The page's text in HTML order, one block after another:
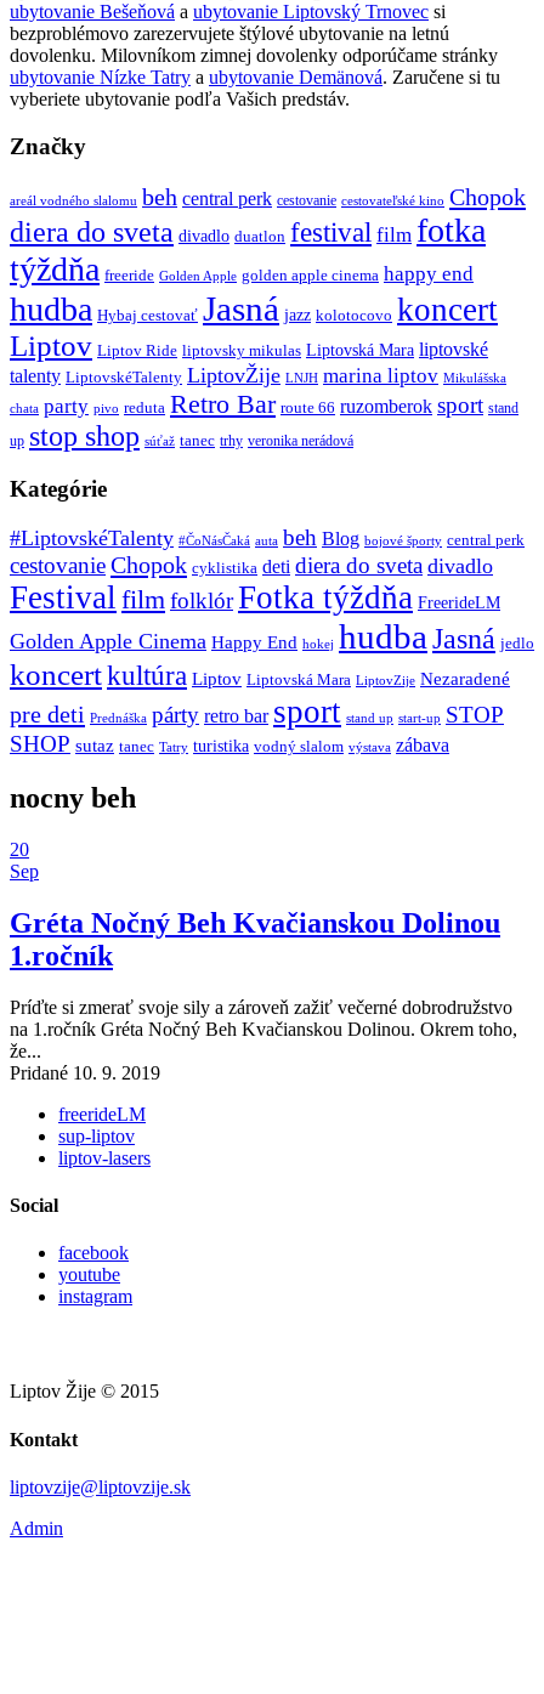
ubytovanie Bešeňová a ubytovanie Liptovský Trnovec si
bezproblémovo zarezervujete štýlové ubytovanie na letnú
dovolenku. Milovníkom zimnej dovolenky odporúčame stránky
ubytovanie Nízke Tatry a ubytovanie Demänová. Zaručene si tu
vyberiete ubytovanie podľa Vašich predstáv.
Značky
areál vodného slalomu beh central perk cestovanie cestovateľské kino Chopok
diera do sveta divadlo duatlon festival film fotka
týždňa freeride Golden Apple golden apple cinema happy end
hudba Hybaj cestovať Jasná jazz kolotocovo koncert
Liptov Liptov Ride liptovsky mikulas Liptovská Mara liptovské
talenty LiptovskéTalenty LiptovŽije LNJH marina liptov Mikulášska
chata party pivo reduta Retro Bar route 66 ruzomberok sport stand
up stop shop súťaž tanec trhy veronika nerádová
Kategórie
#LiptovskéTalenty #ČoNásČaká auta beh Blog bojové športy central perk
cestovanieChopok cyklistika deti diera do sveta divadlo
Festival filmfolklórFotka týždňa FreerideLM
Golden Apple Cinema Happy End hokej hudba Jasná jedlo
koncertkultúra Liptov Liptovská Mara LiptovZije Nezaradené
pre deti Prednáška párty retro bar sport stand up start-up STOP
SHOP sutaz tanec Tatry turistika vodný slalom výstava zábava
nocny beh
20
Sep
Gréta Nočný Beh Kvačianskou Dolinou
1.ročník
Príďte si zmerať svoje sily a zároveň zažiť večerné dobrodružstvo
na 1.ročník Gréta Nočný Beh Kvačianskou Dolinou. Okrem toho,
že...
Pridané 10. 9. 2019
freerideLM
sup-liptov
liptov-lasers
Social
facebook
youtube
instagram
Liptov Žije © 2015
Kontakt
liptovzije@liptovzije.sk
Admin